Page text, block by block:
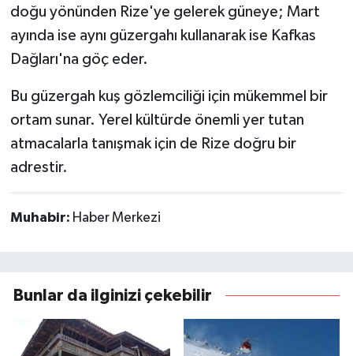
doğu yönünden Rize'ye gelerek güneye; Mart
ayında ise aynı güzergahı kullanarak ise Kafkas
Dağları'na göç eder.
Bu güzergah kuş gözlemciliği için mükemmel bir
ortam sunar. Yerel kültürde önemli yer tutan
atmacalarla tanışmak için de Rize doğru bir
adrestir.
Muhabir: Haber Merkezi
Bunlar da ilginizi çekebilir